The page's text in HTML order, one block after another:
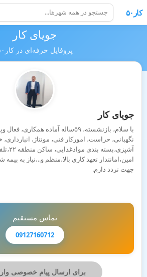
کار۵۰
جویای کار
پروفایل حرفه‌ای در کار۵۰
جویای کار
با سلام، بازنشسته، ۵۹ساله آماده
نگهبانی، حراست، امورکار فنی، مونتاژ،
امین،امانتدار تعهد کاری بالا،منظم و..،نیاز به
جهت تردد دارم.
تماس مستقیم
09127160712
برای ارسال پیام خصوصی